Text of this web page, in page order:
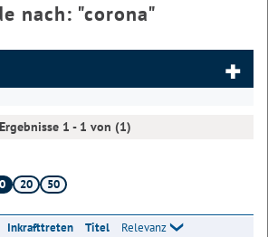
nach: "corona"
Ergebnisse 1 - 1 von (1)
20 50
Inkrafttreten Titel Relevanz